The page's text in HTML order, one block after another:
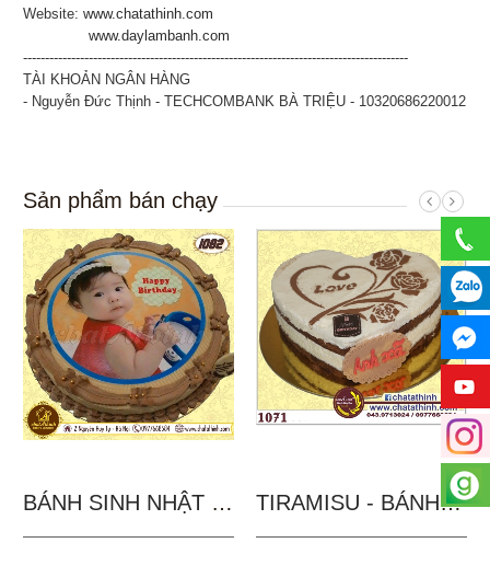
Website:www.chatathinh.com
www.daylambanh.com
----------------------------------------------------------------------------------------
TÀI KHOẢN NGÂN HÀNG
- Nguyễn Đức Thịnh - TECHCOMBANK BÀ TRIỆU - 10320686220012
Sản phẩm bán chạy
BÁNH SINH NHẬT IN... TIRAMISU - BÁNH TẶNG...